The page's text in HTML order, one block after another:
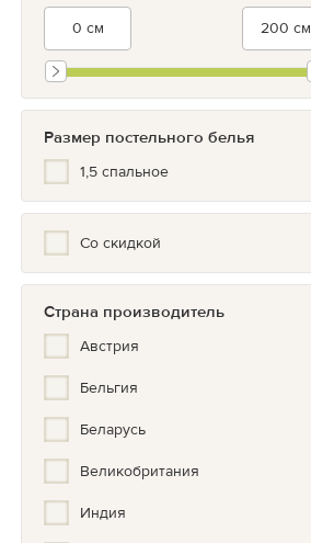
Размер постельного белья
1,5 спальное
Со скидкой
Страна производитель
Австрия
Бельгия
Беларусь
Великобритания
Индия